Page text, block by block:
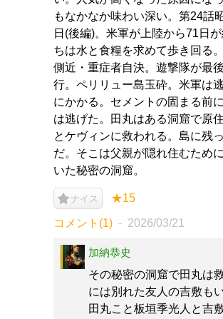
もなかなか味わい深い。第24話
日(後編)。米軍が上陸から71日
ちは水と食糧を求めて歩き回る
側近・重症者自決。遊撃隊が最
行。ペリリュー島玉砕。米軍は
にかかる。セメントの固まる前
は逃げた。田丸はある洞窟で原
とケヴィンに救われる。島に残
だ。そこは父親が隠れ住むため
いた秘密の洞窟。
ナイス ★15
コメント(1) 2026/03/21
加納恭史
その秘密の洞窟で田丸は
には別れた友人の吉敷も
田丸こと板垣季光人と吉